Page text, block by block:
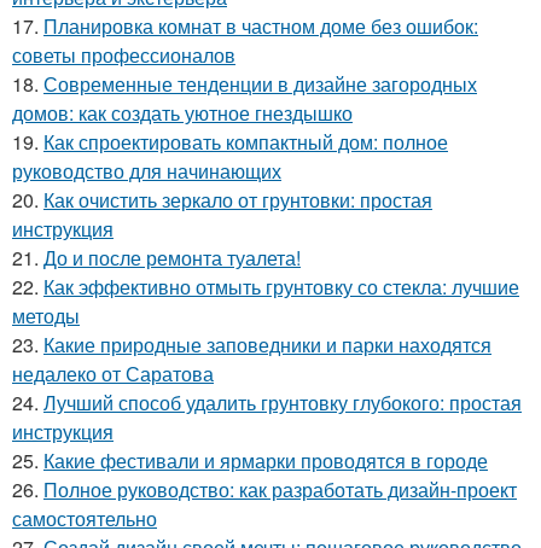
17. Планировка комнат в частном доме без ошибок:
советы профессионалов
18. Современные тенденции в дизайне загородных
домов: как создать уютное гнездышко
19. Как спроектировать компактный дом: полное
руководство для начинающих
20. Как очистить зеркало от грунтовки: простая
инструкция
21. До и после ремонта туалета!
22. Как эффективно отмыть грунтовку со стекла: лучшие
методы
23. Какие природные заповедники и парки находятся
недалеко от Саратова
24. Лучший способ удалить грунтовку глубокого: простая
инструкция
25. Какие фестивали и ярмарки проводятся в городе
26. Полное руководство: как разработать дизайн-проект
самостоятельно